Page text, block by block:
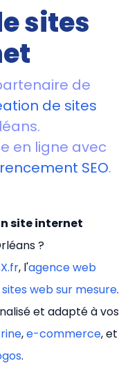
sites
de
de sites
en ligne avec
SEO.
site internet
?
, l'agence web
web sur mesure.
et adapté à vos
,e-commerce, et
.